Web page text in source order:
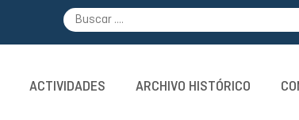
ACTIVIDADES ARCHIVO HISTÓRICO